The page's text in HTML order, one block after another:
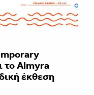
το Almyra
έκθεση